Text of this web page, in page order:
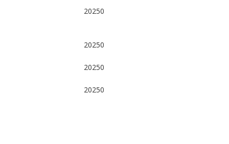
20250
20250
20250
20250